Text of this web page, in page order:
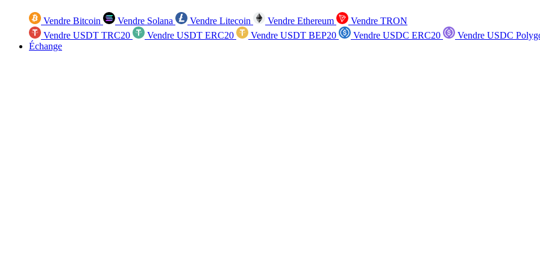
Vendre Bitcoin Vendre Solana Vendre Litecoin Vendre Ethereum
Vendre TRON
Vendre USDT TRC20
Vendre USDT ERC20 Vendre USDT BEP20 Vendre USDC ERC20
Vendre USDC
Échange